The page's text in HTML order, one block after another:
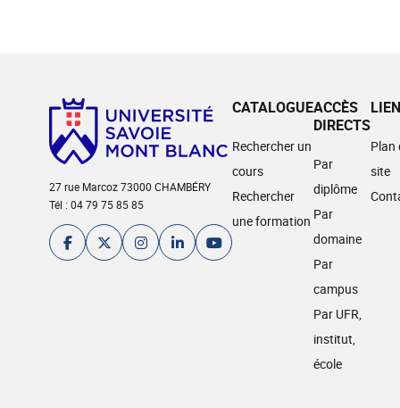
27 rue Marcoz 73000 CHAMBÉRY
Tél : 04 79 75 85 85
CATALOGUE
Rechercher un
cours
Rechercher
une formation
ACCÈS
DIRECTS
Par
diplôme
Par
domaine
Par
campus
Par UFR,
institut,
école
Plan
site